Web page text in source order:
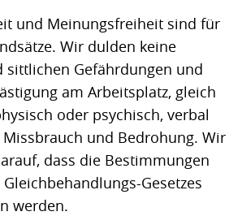
und Meinungsfreiheit sind für
Wir dulden keine
sittlichen Gefährdungen und
am Arbeitsplatz, gleich
oder psychisch, verbal
und Bedrohung. Wir
dass die Bestimmungen
Gesetzes
werden.